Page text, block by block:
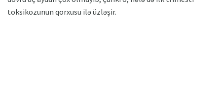
toksikozunun qorxusu ilə üzləşir.